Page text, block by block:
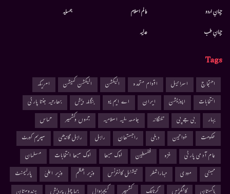
جہانِ اردو
جہانِ طب
عالم اسلام
عدلیہ
ہمسایہ
Tags
احتجاج اسرائیل اقوام متحدہ الیکشن الیکشن کمیشن
امریکہ
انتخابات
اپوزیشن ایران اے ایم یو بنگلہ دیش
بھارتیہ جنتا پارٹی
بہار
بی جے پی تلنگانہ جامعہ ملیہ اسلامیہ جموں وکشمیر
حماس
حکومت
خواتین دہلی راجستھان راہل راہل گاندھی
سپریم کورٹ
عام آدمی پارٹی
غزہ فلسطین لوک سبھا لوک سبھا انتخابات
مسلمان
ممبئی
مودی مہاراشٹر نیشنل کانفرنس وزیر اعظم وزیر اعلیٰ
پارلیمنٹ